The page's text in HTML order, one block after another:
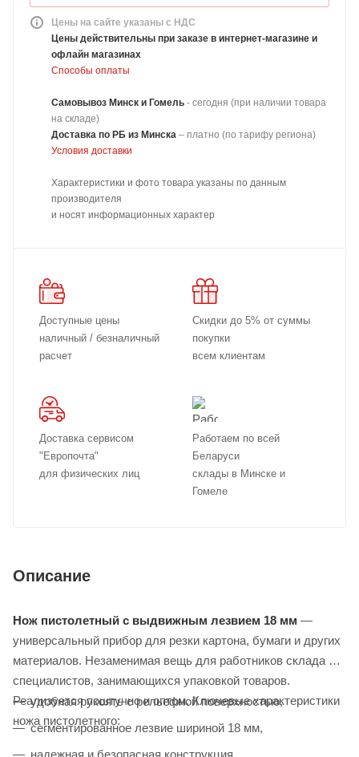
Цены на сайте указаны с НДС
Цены действительны при заказе в интернет-магазине и
офлайн магазинах
Способы оплаты
Самовывоз Минск и Гомель - сегодня (при наличии товара
на складе)
Доставка по РБ из Минска – платно (по тарифу региона)
Условия доставки
Характеристики и фото товара указаны по данным
производителя
и носят информационных характер
Доступные цены
наличный / безналичный
расчет
Скидки до 5% от суммы
покупки
всем клиентам
Доставка сервисом
"Европочта"
для физических лиц
Работаем по всей
Беларуси
склады в Минске и
Гомеле
Описание
Нож пистолетный с выдвижным лезвием 18 мм —
универсальный прибор для резки картона, бумаги и других
материалов. Незаменимая вещь для работников склада и
специалистов, занимающихся упаковкой товаров.
Реализуется поштучно и оптом. Ключевые характеристики
ножа пистолетного:
удобная рукоять с рельефной поверхностью,
сегментированное лезвие шириной 18 мм,
надежная и безопасная конструкция.